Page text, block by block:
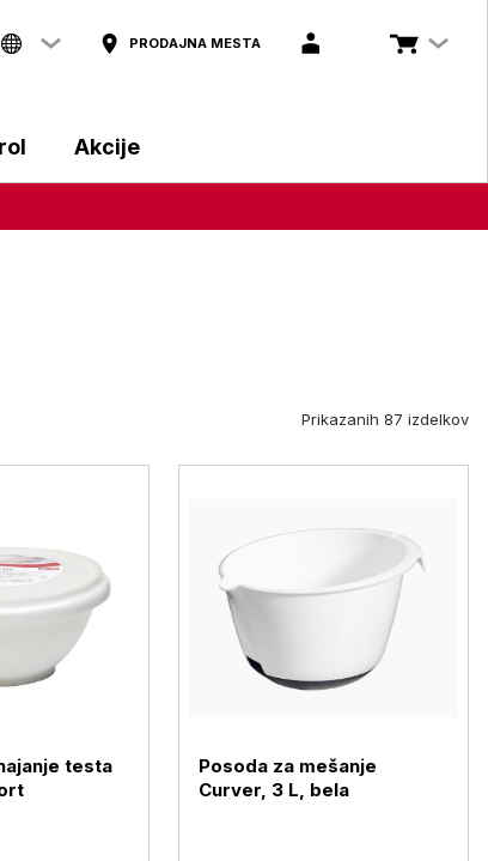
PRODAJNA MESTA
Akcije
Prikazanih 87 izdelkov
testa
Posoda za mešanje
Curver, 3 L, bela